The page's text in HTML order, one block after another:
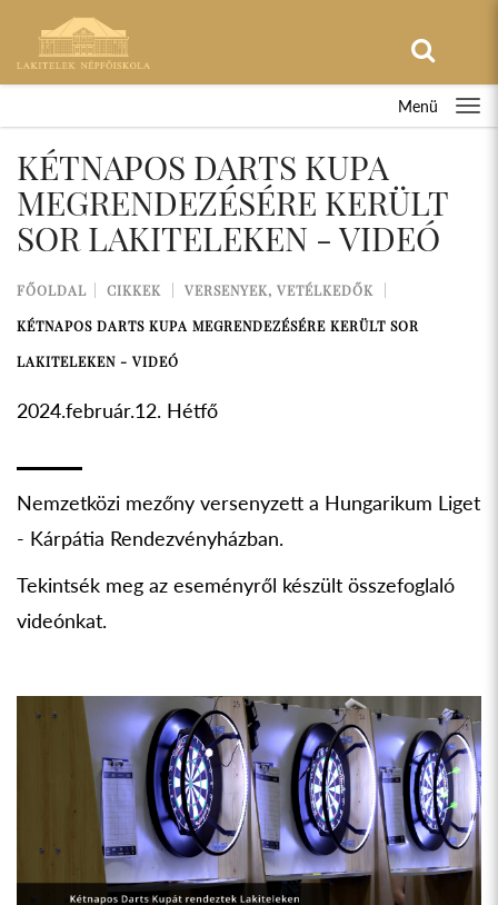
Menü
KÉTNAPOS DARTS KUPA
MEGRENDEZÉSÉRE KERÜLT
SOR LAKITELEKEN - VIDEÓ
FŐOLDAL CIKKEK
VERSENYEK, VETÉLKEDŐK
KÉTNAPOS DARTS KUPA MEGRENDEZÉSÉRE KERÜLT SOR
LAKITELEKEN - VIDEÓ
2024.február.12. Hétfő
Nemzetközi mezőny versenyzett a Hungarikum Liget
- Kárpátia Rendezvényházban.
Tekintsék meg az eseményről készült összefoglaló
videónkat.